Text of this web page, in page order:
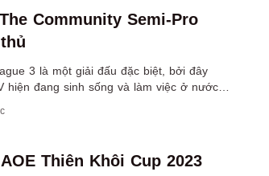
Community Semi-Pro
3 là một giải đấu đặc biệt, bởi đây
hiện đang sinh sống và làm việc ở nước
VĐV đã từng thi đấu AoE chuyên nghiệp.
Thiên Khôi Cup 2023